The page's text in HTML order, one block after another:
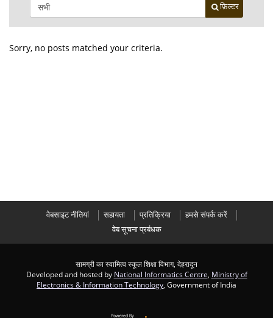
फ़िल्टर
Sorry, no posts matched your criteria.
वेबसाइट नीतियां सहायता प्रतिक्रिया
हमसे संपर्क करें
वेब सूचना प्रबंधक
सामग्री का स्वामित्व स्कूल शिक्षा विभाग, देहरादून
Developed and hosted by National Informatics Centre Ministry of
Electronics & Information Technology , Government of India